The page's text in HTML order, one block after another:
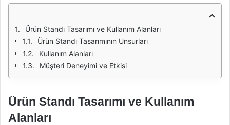
Ürün Standı Tasarımı ve Kullanım Alanları
Ürün Standı Tasarımının Unsurları
Kullanım Alanları
Müşteri Deneyimi ve Etkisi
Ürün Standı Tasarımı ve Kullanım
Alanları